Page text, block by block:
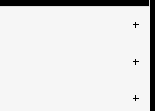
limitata di 2 anni – Visitare la pagina